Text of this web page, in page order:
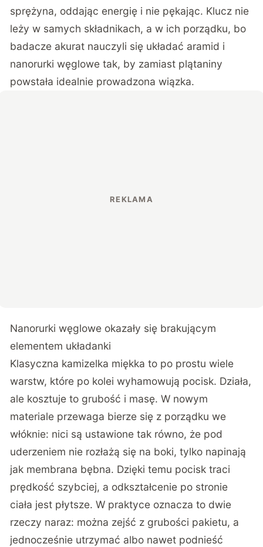
sprężyna, oddając energię i nie pękając. Klucz nie
leży w samych składnikach, a w ich porządku, bo
badacze akurat nauczyli się układać aramid i
nanorurki węglowe tak, by zamiast plątaniny
powstała idealnie prowadzona wiązka.
Nanorurki węglowe okazały się brakującym
elementem układanki
Klasyczna kamizelka miękka to po prostu wiele
warstw, które po kolei wyhamowują pocisk. Działa,
ale kosztuje to grubość i masę. W nowym
materiale przewaga bierze się z porządku we
włóknie: nici są ustawione tak równo, że pod
uderzeniem nie rozłażą się na boki, tylko napinają
jak membrana bębna. Dzięki temu pocisk traci
prędkość szybciej, a odkształcenie po stronie
ciała jest płytsze. W praktyce oznacza to dwie
rzeczy naraz: można zejść z grubości pakietu, a
jednocześnie utrzymać albo nawet podnieść